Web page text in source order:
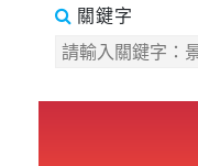
歐洲之旅
關鍵字